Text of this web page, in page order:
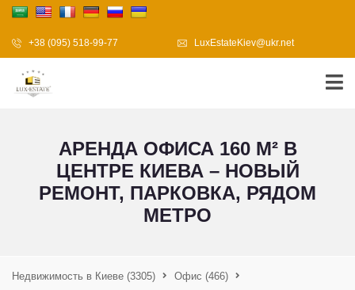
+38 (095) 518-99-77 LuxEstateKiev@ukr.net
АРЕНДА ОФИСА 160 М² В
ЦЕНТРЕ КИЕВА – НОВЫЙ
РЕМОНТ, ПАРКОВКА, РЯДОМ
МЕТРО
Недвижимость в Киеве (3305) Офис (466)